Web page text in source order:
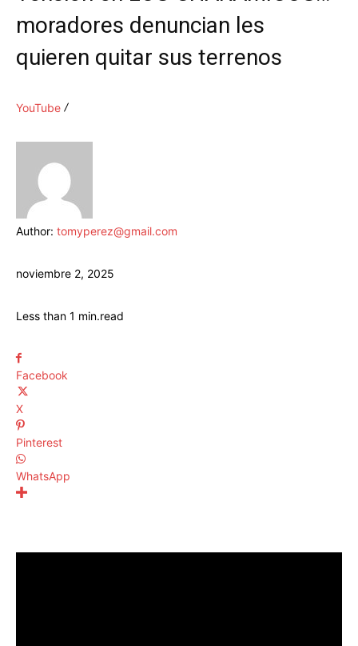
moradores denuncian les
quieren quitar sus terrenos
YouTube
Author: tomyperez@gmail.com
noviembre 2, 2025
Less than 1 min.read
Facebook
X
Pinterest
WhatsApp